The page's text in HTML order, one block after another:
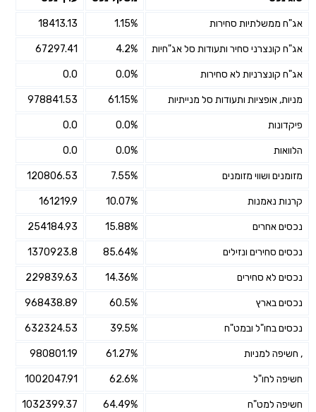
אג"ח ממשלתיות סחירות 1.15%
18413.13
אג"ח קונצרני סחיר ותעודות סל אג"חיות 4.2%
67297.41
אג"ח קונצרניות לא סחירות 0.0%
0.0
מניות, אופציות ותעודות סל מנייתיות 61.15%
978841.53
פיקדונות 0.0%
0.0
הלוואות 0.0%
0.0
מזומנים ושווי מזומנים 7.55%
120806.53
קרנות נאמנות 10.07%
161219.9
נכסים אחרים 15.88%
254184.93
נכסים סחירים ונזילים 85.64%
1370923.8
נכסים לא סחירים 14.36%
229839.63
נכסים בארץ 60.5%
968438.89
נכסים בחו"ל ובמט"ח 39.5%
632324.53
, חשיפה למניות 61.27%
980801.19
חשיפה לחו"ל 62.6%
1002047.91
חשיפה למט"ח 64.49%
1032399.37